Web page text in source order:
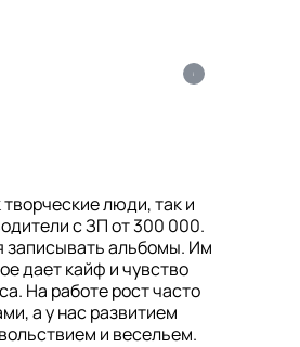
i
люди, так и
с ЗП от 300 000.
записывать альбомы. Им
дает кайф и чувство
На работе рост часто
а у нас развитием
и весельем.